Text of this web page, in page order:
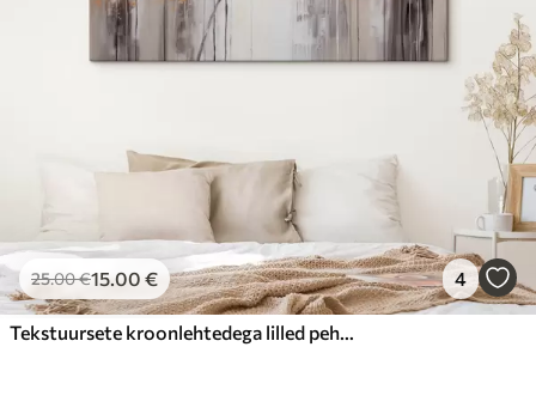
25.00€15.00 € 4
Tekstuursete kroonlehtedega lilled pehmel, summutatud taustal koos abstraktsete värvilaikude ja vertikaalsete joontega